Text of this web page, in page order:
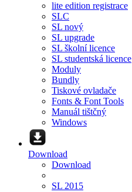
lite edition registrace
SLC
SL nový
SL upgrade
SL školní licence
SL studentská licence
Moduly
Bundly
Tiskové ovladače
Fonts & Font Tools
Manuál tištčný
Windows
Download
Download
SL 2015